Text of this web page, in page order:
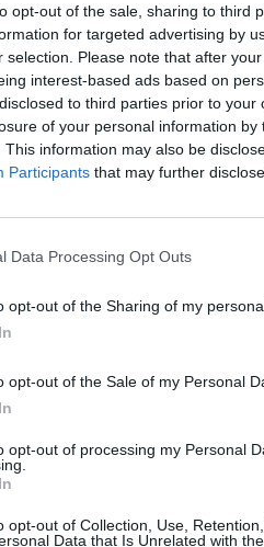
opt-out of the sale, sharing to third
for targeted advertising by
selection. Please note that after
interest-based ads based on
to third parties prior to
of your personal information by
This information may also be
Participants that may further
Data Processing Opt Outs
opt-out of the Sharing of my
opt-out of the Sale of my Personal
opt-out of processing my Personal
opt-out of Collection, Use,
Data that Is Unrelated with
kovotojai
grobia naujas teritorijas
Pasaulis
išvaduotos
kaip niokoja XIII a.
svarbią pergalę
valstybę“